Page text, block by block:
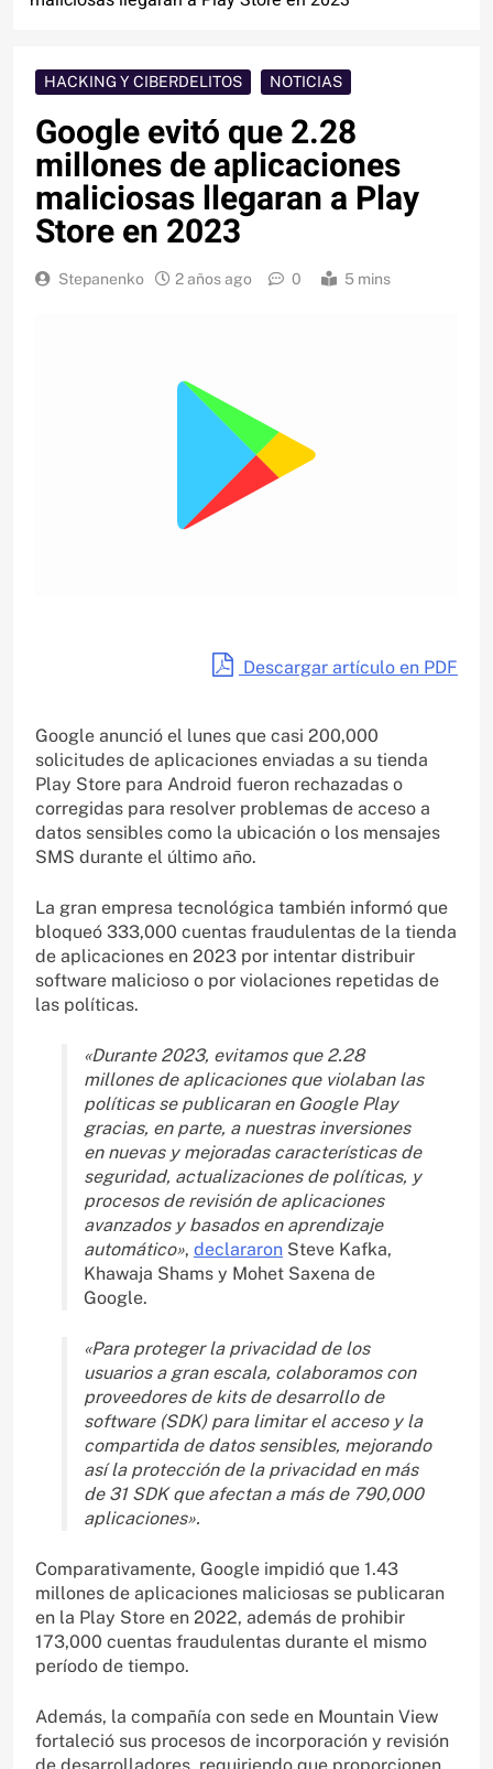
HACKING Y CIBERDELITOS NOTICIAS
Google evitó que 2.28
millones de aplicaciones
maliciosas llegaran a Play
Store en 2023
Stepanenko 2 años ago 0 5 mins
Descargar artículo en PDF
Google anunció el lunes que casi 200,000
solicitudes de aplicaciones enviadas a su tienda
Play Store para Android fueron rechazadas o
corregidas para resolver problemas de acceso a
datos sensibles como la ubicación o los mensajes
SMS durante el último año.
La gran empresa tecnológica también informó que
bloqueó 333,000 cuentas fraudulentas de la tienda
de aplicaciones en 2023 por intentar distribuir
software malicioso o por violaciones repetidas de
las políticas.
«Durante 2023, evitamos que 2.28
millones de aplicaciones que violaban las
políticas se publicaran en Google Play
gracias, en parte, a nuestras inversiones
en nuevas y mejoradas características de
seguridad, actualizaciones de políticas, y
procesos de revisión de aplicaciones
avanzados y basados en aprendizaje
automático», declararon Steve Kafka,
Khawaja Shams y Mohet Saxena de
Google.
«Para proteger la privacidad de los
usuarios a gran escala, colaboramos con
proveedores de kits de desarrollo de
software (SDK) para limitar el acceso y la
compartida de datos sensibles, mejorando
así la protección de la privacidad en más
de 31 SDK que afectan a más de 790,000
aplicaciones».
Comparativamente, Google impidió que 1.43
millones de aplicaciones maliciosas se publicaran
en la Play Store en 2022, además de prohibir
173,000 cuentas fraudulentas durante el mismo
período de tiempo.
Además, la compañía con sede en Mountain View
fortaleció sus procesos de incorporación y revisión